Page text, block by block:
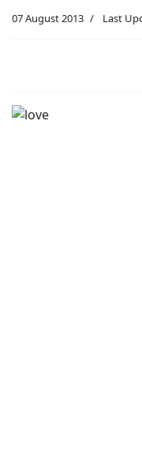
07 August 2013 Last